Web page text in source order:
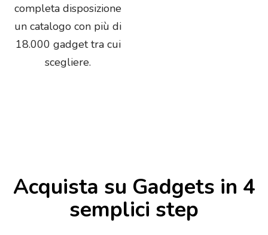
completa disposizione
un catalogo con più di
18.000 gadget tra cui
scegliere.
Acquista su Gadgets in 4
semplici step